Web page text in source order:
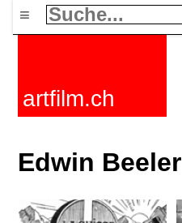
≡
artfilm.ch
Edwin Beeler